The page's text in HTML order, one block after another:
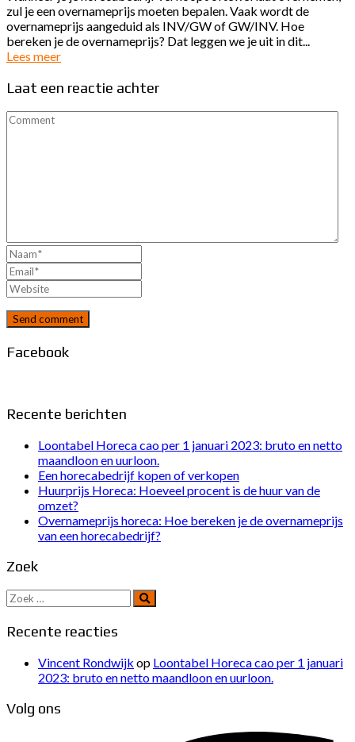
zul je een overnameprijs moeten bepalen. Vaak wordt de
overnameprijs aangeduid als INV/GW of GW/INV. Hoe
bereken je de overnameprijs? Dat leggen we je uit in dit...
Lees meer
Laat een reactie achter
Send comment
Facebook
Recente berichten
Loontabel Horeca cao per 1 januari 2023: bruto en netto
maandloon en uurloon.
Een horecabedrijf kopen of verkopen
Huurprijs Horeca: Hoeveel procent is de huur van de
omzet?
Overnameprijs horeca: Hoe bereken je de overnameprijs
van een horecabedrijf?
Zoek
Zoek
naar:
Recente reacties
Vincent Rondwijk op Loontabel Horeca cao per 1 januari
2023: bruto en netto maandloon en uurloon.
Volg ons